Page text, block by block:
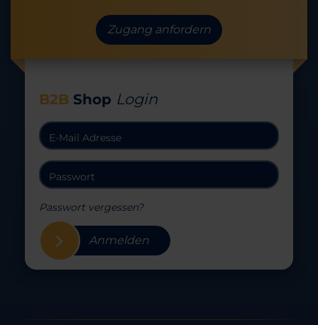
Zugang anfordern
B2B Shop Login
Passwort vergessen?
Anmelden